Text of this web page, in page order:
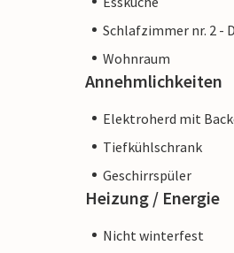
Schlafzimmer nr. 2 -
Wohnraum
Annehmlichkeiten
Elektroherd mit
Tiefkühlschrank
Geschirrspüler
Heizung / Energie
Nicht winterfest